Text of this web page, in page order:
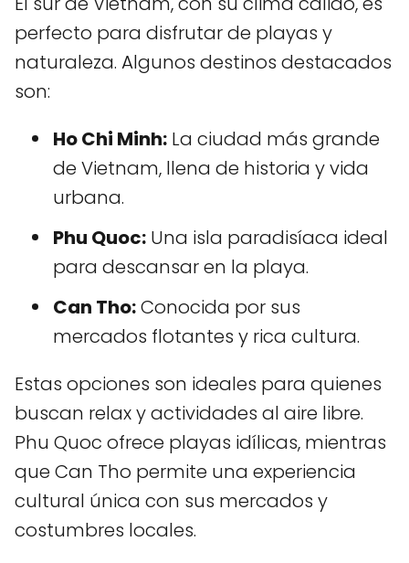
perfecto para disfrutar de playas y
naturaleza. Algunos destinos destacados
son:
Ho Chi Minh: La ciudad más grande
de Vietnam, llena de historia y vida
urbana.
Phu Quoc: Una isla paradisíaca ideal
para descansar en la playa.
Can Tho:Conocida por sus
mercados flotantes y rica cultura.
Estas opciones son ideales para quienes
buscan relax y actividades al aire libre.
Phu Quoc ofrece playas idílicas, mientras
que Can Tho permite una experiencia
cultural única con sus mercados y
costumbres locales.